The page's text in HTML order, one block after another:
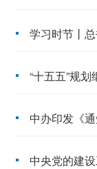
学习时节丨
“十五五”规
中办印发《
中央党的建